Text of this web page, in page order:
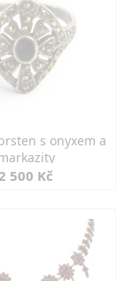
s onyxem a
500 Kč